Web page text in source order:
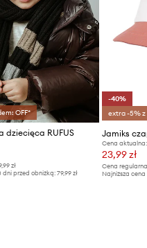
OFF*
dziecięca RUFUS
zł
dni przed obniżką: 79,99 zł
-40%
extra -5% z
Jamiks
Cena aktualna:
23,99 zł
Cena
Najniższa